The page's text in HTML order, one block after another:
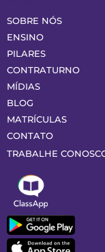
SOBRE NÓS
ENSINO
PILARES
CONTRATURNO
MÍDIAS
BLOG
MATRÍCULAS
CONTATO
TRABALHE